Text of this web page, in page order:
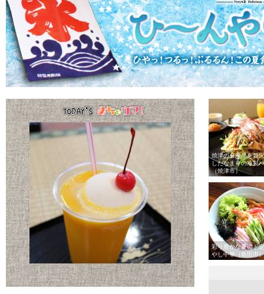
焼津の名産品を贅
したなまりの冷製
（焼津市）
彩り豊かな夏のド
やし中華（島田市）